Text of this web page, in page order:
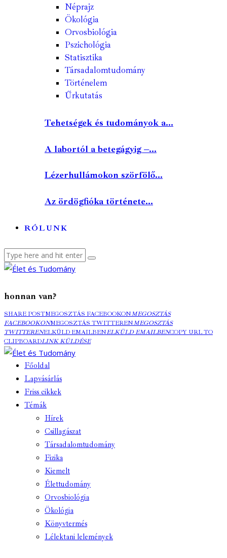
Néprajz
Ökológia
Orvosbiológia
Pszichológia
Statisztika
Társadalomtudomány
Történelem
Űrkutatás
Tehetségek és tudományok a...
A labortól a betegágyig –...
Lézerhullámokon szörfölő...
Az ördögfióka története...
RÓLUNK
honnan van?
SHARE POSTMEGOSZTÁS FACEBOOKONMEGOSZTÁS
FACEBOOKONMEGOSZTÁS TWITTERENMEGOSZTÁS
TWITTERENELKÜLD EMAILBENELKÜLD EMAILBENCOPY URL TO
CLIPBOARDLINK KÜLDÉSE
Főoldal
Lapvásárlás
Friss cikkek
Témák
Hírek
Csillagászat
Társadalomtudomány
Fizika
Kiemelt
Élettudomány
Orvosbiológia
Ökológia
Könyvtermés
Lélektani lelemények